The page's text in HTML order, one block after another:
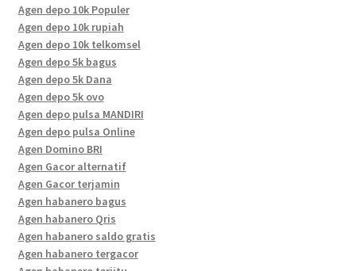
Agen depo 10k Populer
Agen depo 10k rupiah
Agen depo 10k telkomsel
Agen depo 5k bagus
Agen depo 5k Dana
Agen depo 5k ovo
Agen depo pulsa MANDIRI
Agen depo pulsa Online
Agen Domino BRI
Agen Gacor alternatif
Agen Gacor terjamin
Agen habanero bagus
Agen habanero Qris
Agen habanero saldo gratis
Agen habanero tergacor